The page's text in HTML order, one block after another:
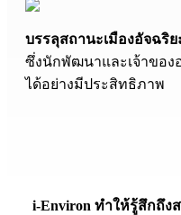
บรรลุสถานะเมืองอัจฉริย
ซึ่งนักพัฒนาและเจ้าของ
ได้อย่างมีประสิทธิภาพ
i-Environ ทำให้รู้สึกถึง